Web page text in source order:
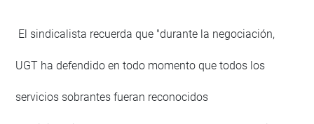
El sindicalista recuerda que "durante la negociación,
UGT ha defendido en todo momento que todos los
servicios sobrantes fueran reconocidos